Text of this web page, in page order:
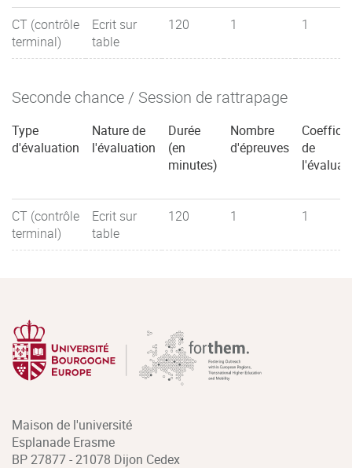
CT (contrôle
terminal)
Ecrit sur
table
120 1 1
Seconde chance / Session de rattrapage
Type
d'évaluation
Nature de
l'évaluation
Durée
(en
minutes)
Nombre
d'épreuves
de
CT (contrôle
terminal)
Ecrit sur
table
120 1 1
Maison de l'université
Esplanade Erasme
BP 27877 - 21078 Dijon Cedex